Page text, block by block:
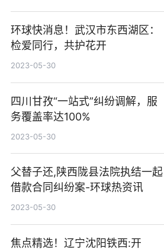
环球快消息！武汉市东西湖区：
检爱同行，共护花开
2023-05-30
四川甘孜“一站式”纠纷调解，服
务覆盖率达100%
2023-05-30
父替子还,陕西陇县法院执结一起
借款合同纠纷案-环球热资讯
2023-05-30
焦点精选！辽宁沈阳铁西:开